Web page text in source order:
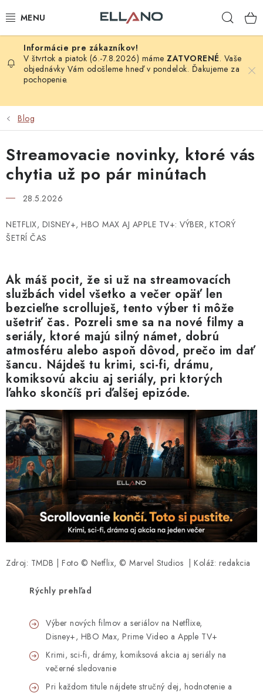
na
NOVINKY
PRÍJEM TV
ELEKTRO
AUTO - MOTO - CYKLO
ROZBALENÝ TOVAR
VÝPREDAJ
V štvrtok a piatok (6.-7.8.2026) máme ZATVORENÉ. Vaše
objednávky Vám odošleme hneď v pondelok. Ďakujeme za
pochopenie.
Blog
Streamovacie novinky, ktoré vás
chytia už po pár minútach
28.5.2026
NETFLIX, DISNEY+, HBO MAX AJ APPLE TV+: VÝBER, KTORÝ
ŠETRÍ ČAS
Ak máš pocit, že si už na streamovacích
službách videl všetko a večer opäť len
bezcieľne scrolluješ, tento výber ti môže
ušetriť čas. Pozreli sme sa na nové filmy a
seriály, ktoré majú silný námet, dobrú
atmosféru alebo aspoň dôvod, prečo im dať
šancu. Nájdeš tu krimi, sci-fi, drámu,
komiksovú akciu aj seriály, pri ktorých
ľahko skončíš pri ďalšej epizóde.
Zdroj: TMDB | Foto © Netflix, © Marvel Studios | Koláž: redakcia
Rýchly prehľad
Výber nových filmov a seriálov na Netflixe,
Disney+, HBO Max, Prime Video a Apple TV+
Krimi, sci-fi, drámy, komiksová akcia aj seriály na
večerné sledovanie
Pri každom titule nájdete stručný dej, hodnotenie a